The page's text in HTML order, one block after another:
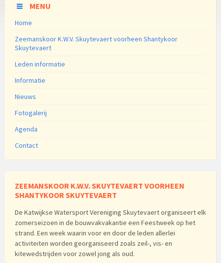
MENU
Home
Zeemanskoor K.W.V. Skuytevaert voorheen Shantykoor
Skuytevaert
Leden informatie
Informatie
Nieuws
Fotogalerij
Agenda
Contact
ZEEMANSKOOR K.W.V. SKUYTEVAERT VOORHEEN
SHANTYKOOR SKUYTEVAERT
De Katwijkse Watersport Vereniging Skuytevaert organiseert elk
zomerseizoen in de bouwvakvakantie een Feestweek op het
strand. Een week waarin voor en door de leden allerlei
activiteiten worden georganiseerd zoals zeil-, vis- en
kitewedstrijden voor zowel jong als oud.